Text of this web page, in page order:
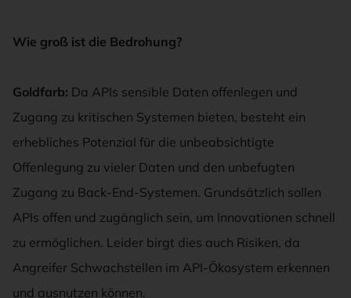
Wie groß ist die Bedrohung?
Goldfarb: Da APIs sensible Daten offenlegen und
Zugang zu kritischen Systemen bieten, besteht ein
erhebliches Potenzial für die unbeabsichtigte
Offenlegung zu vieler Daten und den unbefugten
Zugang zu Back-End-Systemen. Grundsätzlich sollen
APIs offen und zugänglich sein, um Innovationen schnell
zu ermöglichen. Leider birgt dies auch Risiken, da
Angreifer Schwachstellen im API-Ökosystem erkennen
und ausnutzen können.